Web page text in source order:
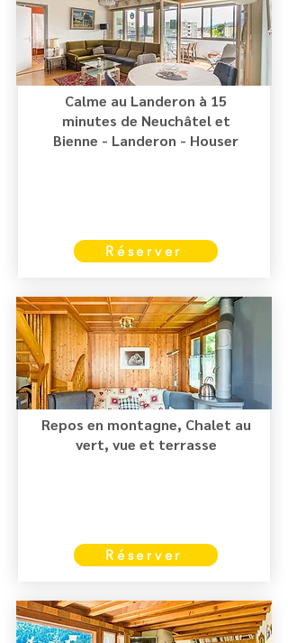
Calme au Landeron à 15
minutes de Neuchâtel et
Bienne - Landeron - Houser
Réserver
Repos en montagne, Chalet au
vert, vue et terrasse
Réserver